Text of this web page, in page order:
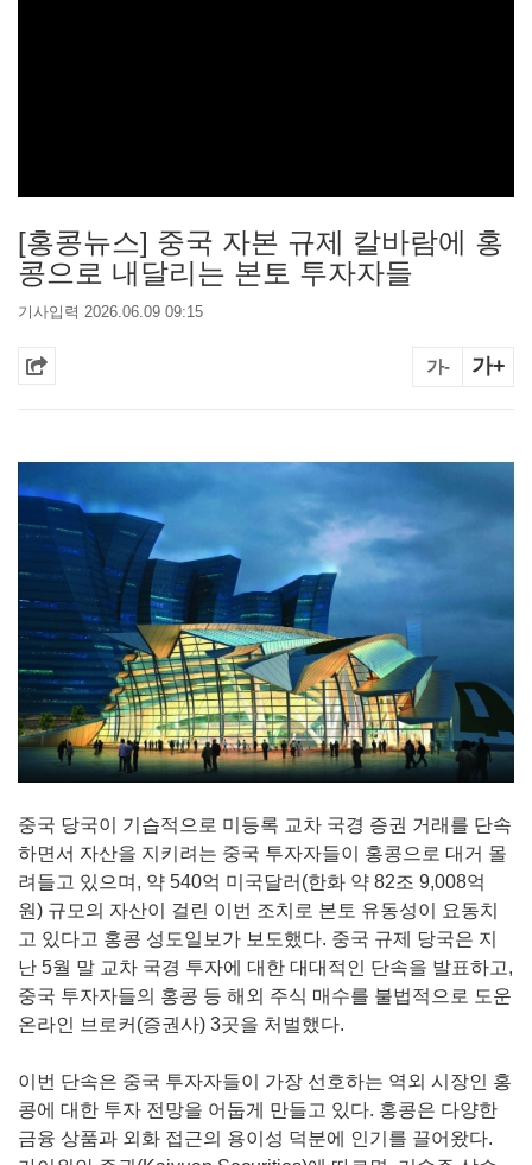
[홍콩뉴스] 중국 자본 규제 칼바람에 홍
콩으로 내달리는 본토 투자자들
기사입력 2026.06.09 09:15
가- 가+
중국 당국이 기습적으로 미등록 교차 국경 증권 거래를 단속
하면서 자산을 지키려는 중국 투자자들이 홍콩으로 대거 몰
려들고 있으며, 약 540억 미국달러(한화 약 82조 9,008억
원) 규모의 자산이 걸린 이번 조치로 본토 유동성이 요동치
고 있다고 홍콩 성도일보가 보도했다. 중국 규제 당국은 지
난 5월 말 교차 국경 투자에 대한 대대적인 단속을 발표하고,
중국 투자자들의 홍콩 등 해외 주식 매수를 불법적으로 도운
온라인 브로커(증권사) 3곳을 처벌했다.
이번 단속은 중국 투자자들이 가장 선호하는 역외 시장인 홍
콩에 대한 투자 전망을 어둡게 만들고 있다. 홍콩은 다양한
금융 상품과 외화 접근의 용이성 덕분에 인기를 끌어왔다.